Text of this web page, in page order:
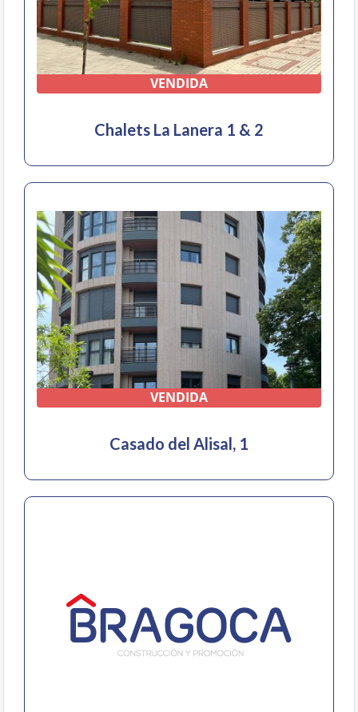
VENDIDA
Chalets La Lanera 1 & 2
VENDIDA
Casado del Alisal, 1